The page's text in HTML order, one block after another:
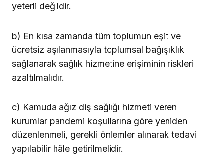
yeterli değildir.
b) En kısa zamanda tüm toplumun eşit ve
ücretsiz aşılanmasıyla toplumsal bağışıklık
sağlanarak sağlık hizmetine erişiminin riskleri
azaltılmalıdır.
c) Kamuda ağız diş sağlığı hizmeti veren
kurumlar pandemi koşullarına göre yeniden
düzenlenmeli, gerekli önlemler alınarak tedavi
yapılabilir hâle getirilmelidir.